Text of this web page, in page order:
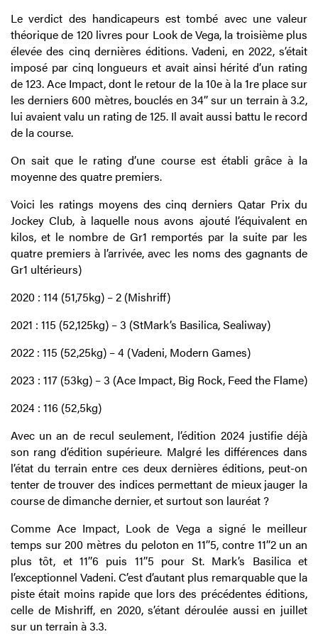
Le verdict des handicapeurs est tombé avec une valeur
théorique de 120 livres pour Look de Vega, la troisième plus
élevée des cinq dernières éditions. Vadeni, en 2022, s’était
imposé par cinq longueurs et avait ainsi hérité d’un rating
de 123. Ace Impact, dont le retour de la 10e à la 1re place sur
les derniers 600 mètres, bouclés en 34’’ sur un terrain à 3.2,
lui avaient valu un rating de 125. Il avait aussi battu le record
de la course.
On sait que le rating d’une course est établi grâce à la
moyenne des quatre premiers.
Voici les ratings moyens des cinq derniers Qatar Prix du
Jockey Club, à laquelle nous avons ajouté l’équivalent en
kilos, et le nombre de Gr1 remportés par la suite par les
quatre premiers à l’arrivée, avec les noms des gagnants de
Gr1 ultérieurs)
2020 : 114 (51,75kg) – 2 (Mishriff)
2021 : 115 (52,125kg) – 3 (StMark’s Basilica, Sealiway)
2022 : 115 (52,25kg) – 4 (Vadeni, Modern Games)
2023 : 117 (53kg) – 3 (Ace Impact, Big Rock, Feed the Flame)
2024 : 116 (52,5kg)
Avec un an de recul seulement, l’édition 2024 justifie déjà
son rang d’édition supérieure. Malgré les différences dans
l’état du terrain entre ces deux dernières éditions, peut-on
tenter de trouver des indices permettant de mieux jauger la
course de dimanche dernier, et surtout son lauréat ?
Comme Ace Impact, Look de Vega a signé le meilleur
temps sur 200 mètres du peloton en 11’’5, contre 11’’2 un an
plus tôt, et 11’’6 puis 11’’5 pour St. Mark’s Basilica et
l’exceptionnel Vadeni. C’est d’autant plus remarquable que la
piste était moins rapide que lors des précédentes éditions,
celle de Mishriff, en 2020, s’étant déroulée aussi en juillet
sur un terrain à 3.3.